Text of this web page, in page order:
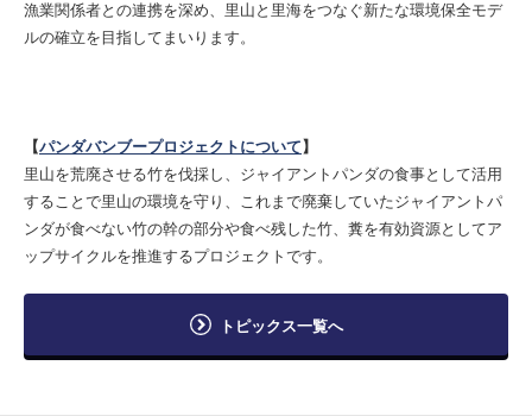
漁業関係者との連携を深め、里山と里海をつなぐ新たな環境保全モデ
ルの確立を目指してまいります。
【パンダバンブープロジェクトについて 】
里山を荒廃させる竹を伐採し、ジャイアントパンダの食事として活用
することで里山の環境を守り、これまで廃棄していたジャイアントパ
ンダが食べない竹の幹の部分や食べ残した竹、糞を有効資源としてア
ップサイクルを推進するプロジェクトです。
トピックス一覧へ